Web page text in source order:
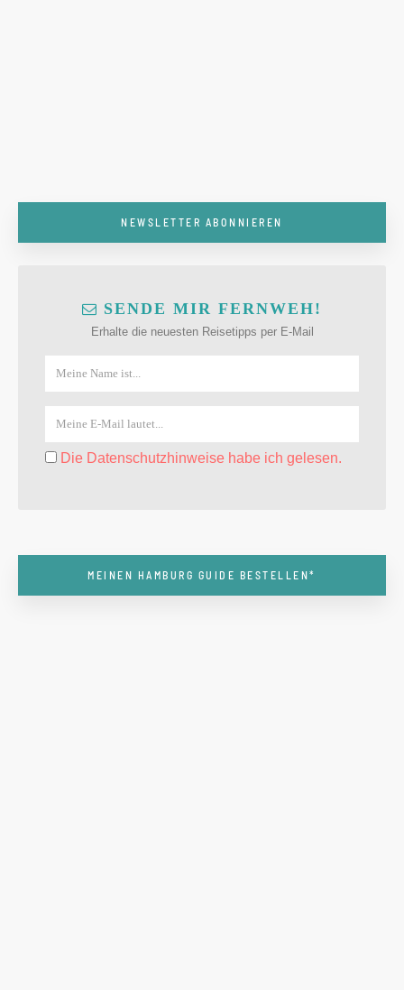
NEWSLETTER ABONNIEREN
SENDE MIR FERNWEH!
Erhalte die neuesten Reisetipps per E-Mail
Die Datenschutzhinweise habe ich gelesen.
MEINEN HAMBURG GUIDE BESTELLEN*